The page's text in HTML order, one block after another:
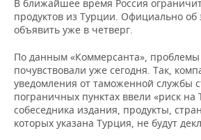
ДЕКЛАРАЦИИ О ДОХОДАХ
КОРОЛИ ГОСЗАКАЗА ПФО
ВУЗЫ ТАТАРСТАНА
КОМУ ПРИНАДЛЕЖАТ
ЭКОНОМИКА
НОВОСТИ ЭКОНОМИКИ
ФИНАНСЫ
БАНКИ
БЮДЖЕТ
ПРОМЫШЛЕННОСТЬ
НОВОСТИ
ПРОМЫШЛЕННОСТИ
АГРОПРОМ
НЕДВИЖИМОСТЬ
НОВОСТИ НЕДВИЖИМОСТИ
АВТО
НОВОСТИ АВТО
БИЗНЕС
В ближайшее время Россия
продуктов из Турции. Официально об
объявить уже в четверг.
По данным «Коммерсанта»,
почувствовали уже сегодня. Так,
уведомления от таможенной службы
пограничных пунктах ввели «риск
собеседника издания, продукты,
которых указана Турция, не будут